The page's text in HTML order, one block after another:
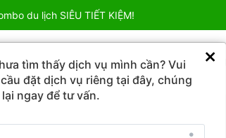
du lịch SIÊU TIẾT KIỆM!
COMBO ƯU ĐÃI VÉ DỊCH VỤ
tìm thấy dịch vụ mình cần? Vui
đặt dịch vụ riêng tại đây, chúng
ngay để tư vấn.